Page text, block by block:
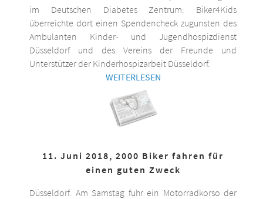
im Deutschen Diabetes Zentrum: Biker4Kids
überreichte dort einen Spendencheck zugunsten des
Ambulanten Kinder- und Jugendhospizdienst
Düsseldorf und des Vereins der Freunde und
Unterstützer der Kinderhospizarbeit Düsseldorf.
WEITERLESEN
11. Juni 2018, 2000 Biker fahren für
einen guten Zweck
Düsseldorf. Am Samstag fuhr ein Motorradkorso der